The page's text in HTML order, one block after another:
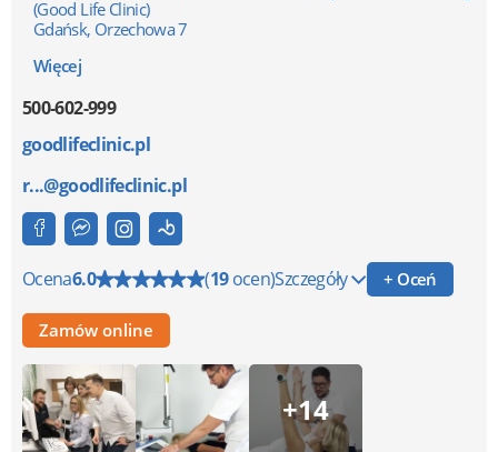
(Good Life Clinic)
Gdańsk, Orzechowa 7
Więcej
500-602-999
goodlifeclinic.pl
r...@goodlifeclinic.pl
Ocena6.0 (19ocen)Szczegóły + Oceń
Zamów online
+14